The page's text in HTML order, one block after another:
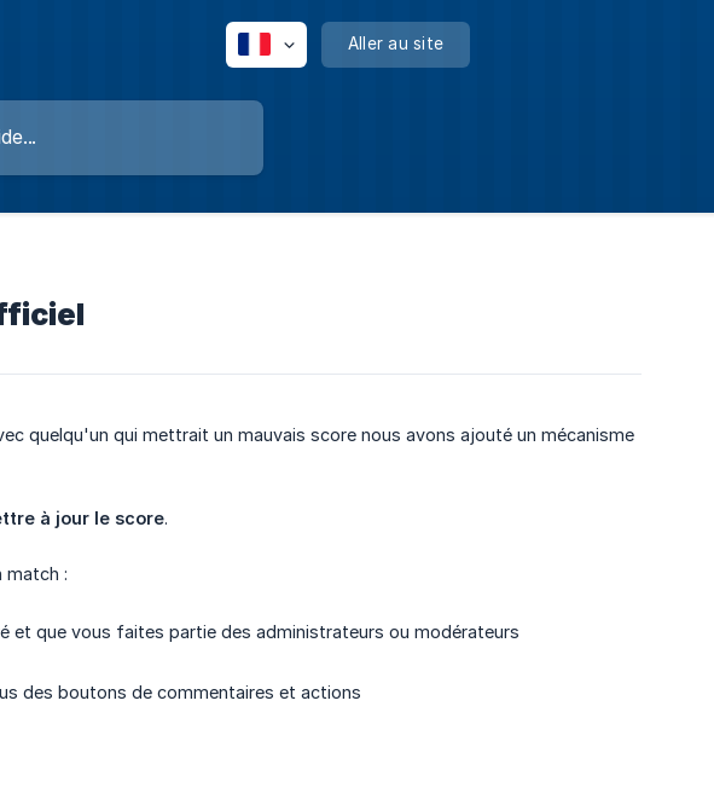
Aller au site
quelqu'un qui mettrait un mauvais score nous avons ajouté un mécanisme
à jour le score.
match :
que vous faites partie des administrateurs ou modérateurs
des boutons de commentaires et actions